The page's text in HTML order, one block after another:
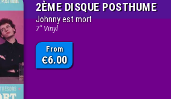
2ÈME DISQUE POSTHUME
Johnny est mort
7" Vinyl
From
€6.00